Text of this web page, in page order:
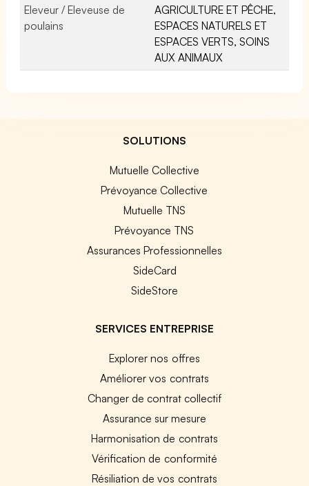
Eleveur / Eleveuse de
poulains
AGRICULTURE ET PÊCHE,
ESPACES NATURELS ET
ESPACES VERTS, SOINS
AUX ANIMAUX
SOLUTIONS
Mutuelle Collective
Prévoyance Collective
Mutuelle TNS
Prévoyance TNS
Assurances Professionnelles
SideCard
SideStore
SERVICES ENTREPRISE
Explorer nos offres
Améliorer vos contrats
Changer de contrat collectif
Assurance sur mesure
Harmonisation de contrats
Vérification de conformité
Résiliation de vos contrats